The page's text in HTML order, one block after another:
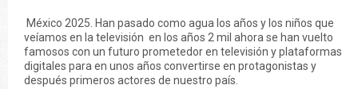
México 2025. Han pasado como agua los años y los niños que
veíamos en la televisión en los años 2 mil ahora se han vuelto
famosos con un futuro prometedor en televisión y plataformas
digitales para en unos años convertirse en protagonistas y
después primeros actores de nuestro país.